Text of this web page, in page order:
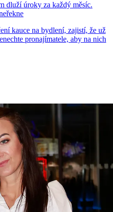
dluží úroky za každý měsíc.
kauce na bydlení, zajistí, že už
pronajímatele, aby na nich